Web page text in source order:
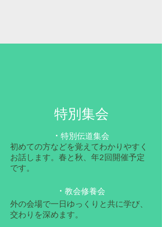
​特別集会
・ 特別伝道集会
初めての方などを覚えてわかりやすく
お話します。春と秋、年2回開催予定
です。
・ 教会修養会
外の会場で一日ゆっくりと共に学び、
交わりを深めます。